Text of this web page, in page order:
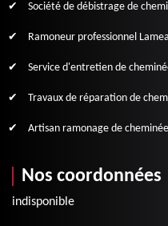
Société de débistrage de
Ramoneur professionnel
Service d'entretien de
Travaux de réparation de
Artisan ramonage de
Nos coordonnées
indisponible